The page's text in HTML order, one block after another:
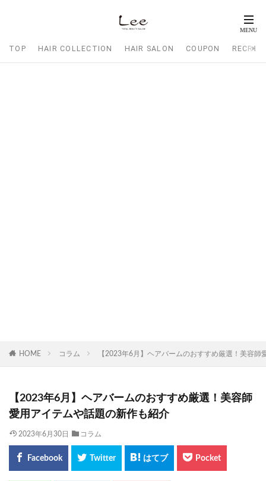
TOP HAIR COLLECTION HAIR SALON COUPON
HOME コラム 【2023年6月】ヘアバームのおすすめ厳選！美容師
【2023年6月】ヘアバームのおすすめ厳選！美容師
愛用アイテムや話題の新作も紹介
2023年6月30日 コラム